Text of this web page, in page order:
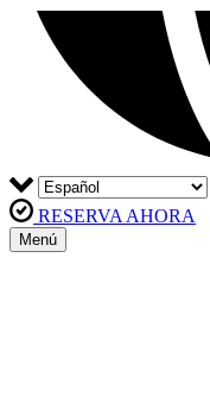
RESERVA AHORA
Menú